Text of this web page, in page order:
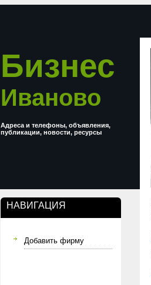
Бизнес
Иваново
Адреса и телефоны, объявления,
публикации, новости, ресурсы
НАВИГАЦИЯ
Добавить фирму